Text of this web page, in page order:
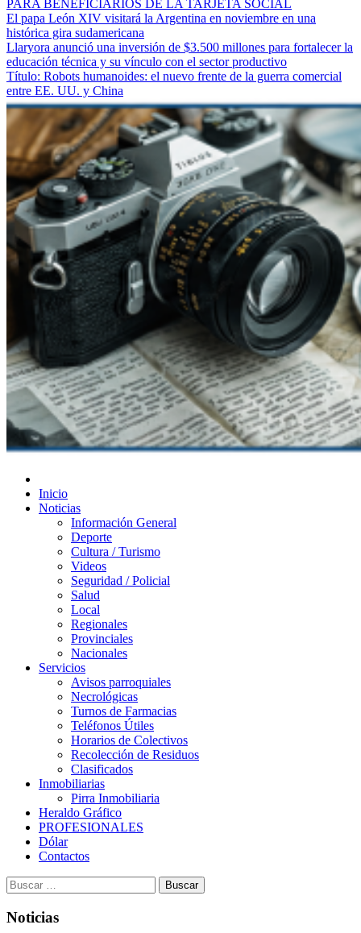
PARA BENEFICIARIOS DE LA TARJETA SOCIAL
El papa León XIV visitará la Argentina en noviembre en una
histórica gira sudamericana
Llaryora anunció una inversión de $3.500 millones para fortalecer la
educación técnica y su vínculo con el sector productivo
Título: Robots humanoides: el nuevo frente de la guerra comercial
entre EE. UU. y China
Diario de Las Varillas
Inicio
Noticias
Información General
Deporte
Cultura / Turismo
Videos
Seguridad / Policial
Salud
Local
Regionales
Provinciales
Nacionales
Servicios
Avisos parroquiales
Necrológicas
Turnos de Farmacias
Teléfonos Útiles
Horarios de Colectivos
Recolección de Residuos
Clasificados
Inmobiliarias
Pirra Inmobiliaria
Heraldo Gráfico
PROFESIONALES
Dólar
Contactos
Buscar:
Noticias